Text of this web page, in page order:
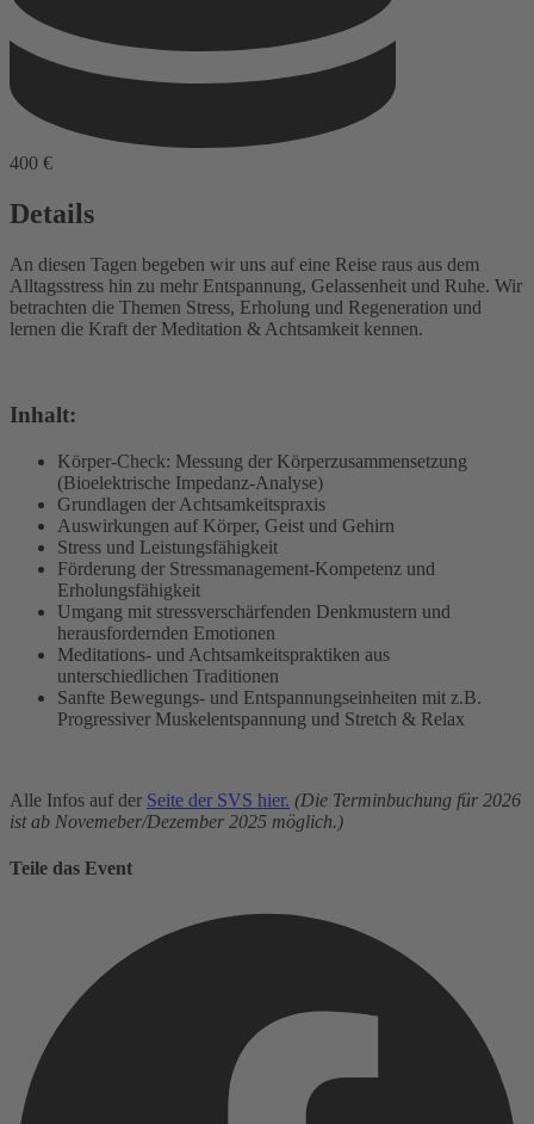
400 €
Details
An diesen Tagen begeben wir uns auf eine Reise raus aus dem
Alltagsstress hin zu mehr Entspannung, Gelassenheit und Ruhe. Wir
betrachten die Themen Stress, Erholung und Regeneration und
lernen die Kraft der Meditation & Achtsamkeit kennen.
Inhalt:
Körper-Check: Messung der Körperzusammensetzung
(Bioelektrische Impedanz-Analyse)
Grundlagen der Achtsamkeitspraxis
Auswirkungen auf Körper, Geist und Gehirn
Stress und Leistungsfähigkeit
Förderung der Stressmanagement-Kompetenz und
Erholungsfähigkeit
Umgang mit stressverschärfenden Denkmustern und
herausfordernden Emotionen
Meditations- und Achtsamkeitspraktiken aus
unterschiedlichen Traditionen
Sanfte Bewegungs- und Entspannungseinheiten mit z.B.
Progressiver Muskelentspannung und Stretch & Relax
Alle Infos auf der Seite der SVS hier. (Die Terminbuchung für 2026
ist ab Novemeber/Dezember 2025 möglich.)
Teile das Event